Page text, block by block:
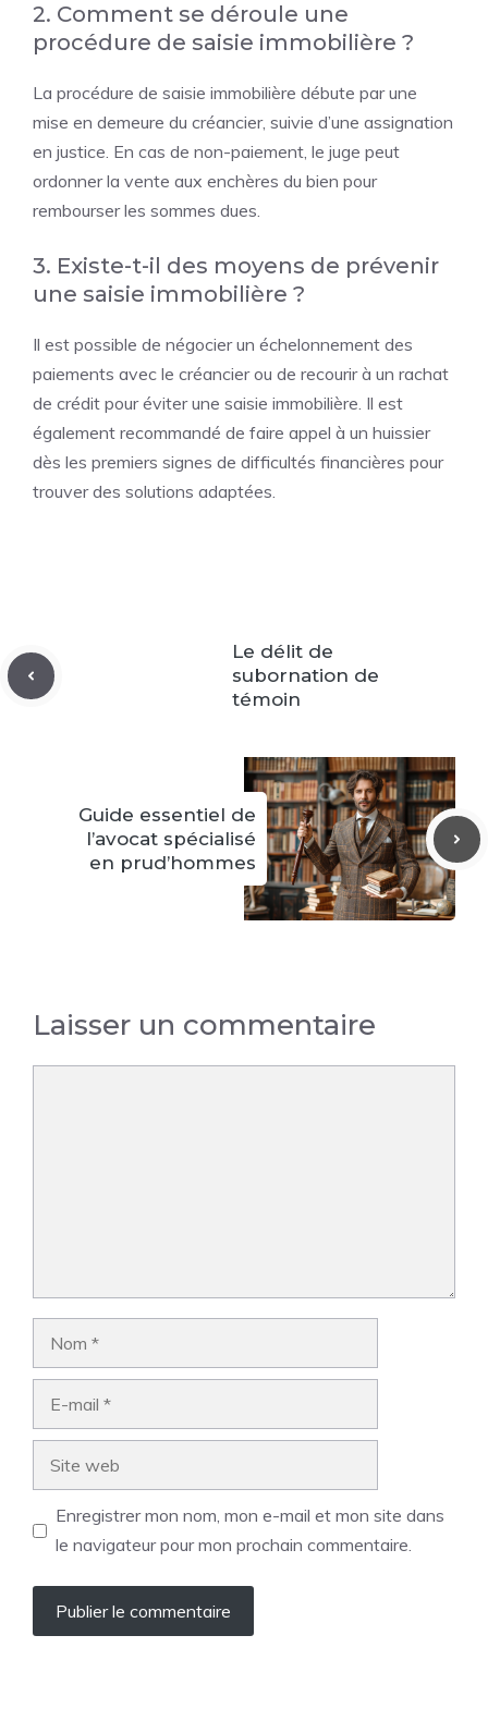
2. Comment se déroule une
procédure de saisie immobilière ?
La procédure de saisie immobilière débute par une
mise en demeure du créancier, suivie d’une assignation
en justice. En cas de non-paiement, le juge peut
ordonner la vente aux enchères du bien pour
rembourser les sommes dues.
3. Existe-t-il des moyens de prévenir
une saisie immobilière ?
Il est possible de négocier un échelonnement des
paiements avec le créancier ou de recourir à un rachat
de crédit pour éviter une saisie immobilière. Il est
également recommandé de faire appel à un huissier
dès les premiers signes de difficultés financières pour
trouver des solutions adaptées.
Le délit de
subornation de
témoin
Guide essentiel de
l’avocat spécialisé
en prud’hommes
Laisser un commentaire
Enregistrer mon nom, mon e-mail et mon site dans
le navigateur pour mon prochain commentaire.